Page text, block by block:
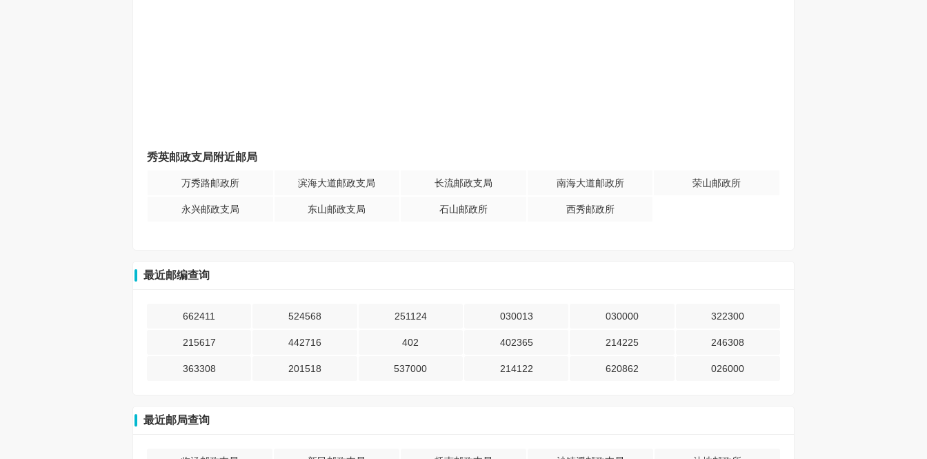
秀英邮政支局附近邮局
万秀路邮政所 滨海大道邮政支局 长流邮政支局 南海大道邮政所 荣山邮政所
永兴邮政支局 东山邮政支局 石山邮政所 西秀邮政所
最近邮编查询
662411 524568 251124 030013 030000 322300
215617 442716 402 402365 214225 246308
363308 201518 537000 214122 620862 026000
最近邮局查询